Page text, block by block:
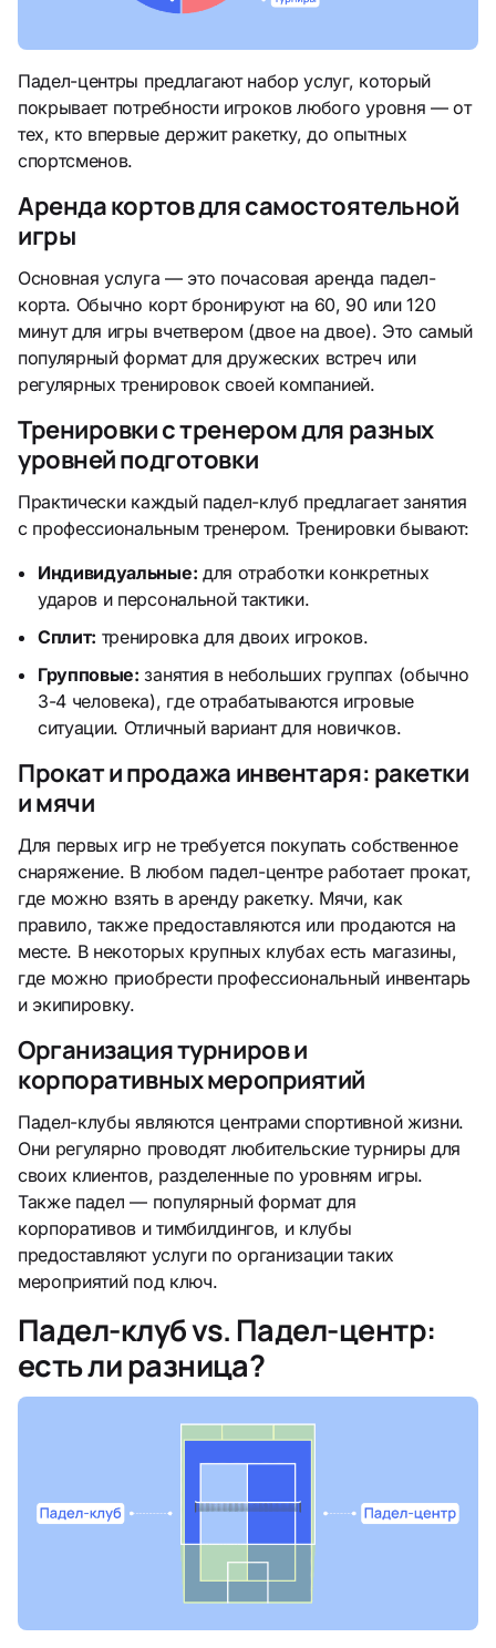
Падел-центры предлагают набор услуг, который
покрывает потребности игроков любого уровня — от
тех, кто впервые держит ракетку, до опытных
спортсменов.
Аренда кортов для самостоятельной
игры
Основная услуга — это почасовая аренда падел-
корта. Обычно корт бронируют на 60, 90 или 120
минут для игры вчетвером (двое на двое). Это самый
популярный формат для дружеских встреч или
регулярных тренировок своей компанией.
Тренировки с тренером для разных
уровней подготовки
Практически каждый падел-клуб предлагает занятия
с профессиональным тренером. Тренировки бывают:
Индивидуальные: для отработки конкретных
ударов и персональной тактики.
Сплит: тренировка для двоих игроков.
Групповые: занятия в небольших группах (обычно
3-4 человека), где отрабатываются игровые
ситуации. Отличный вариант для новичков.
Прокат и продажа инвентаря: ракетки
и мячи
Для первых игр не требуется покупать собственное
снаряжение. В любом падел-центре работает прокат,
где можно взять в аренду ракетку. Мячи, как
правило, также предоставляются или продаются на
месте. В некоторых крупных клубах есть магазины,
где можно приобрести профессиональный инвентарь
и экипировку.
Организация турниров и
корпоративных мероприятий
Падел-клубы являются центрами спортивной жизни.
Они регулярно проводят любительские турниры для
своих клиентов, разделенные по уровням игры.
Также падел — популярный формат для
корпоративов и тимбилдингов, и клубы
предоставляют услуги по организации таких
мероприятий под ключ.
Падел-клуб vs. Падел-центр:
есть ли разница?